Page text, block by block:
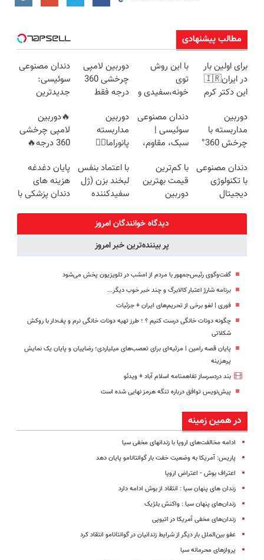
مطالب پیشنهادی
برای اولین بار
در ایران🇮🇷
این دکتر کرم
روزه ساخت!
با این روش
توی
خونه،سفیدی و
برگردون
(40%off)
دوربین لامپی
چرخشی 360
درجه فقط
🔥 پرداخت
درب منزل
دندان مصنوعی
سوئیسی:
جدیدترین
سبک و مقاوم |
پرداخت قسطی
دوربین
مداربسته با
چرخش 360°
(ضمانت
تعویض +
پرداخت درب
دندان مصنوعی
سوئیسی |
سبک، مقاوم،
رایگان+پرداخت
اقساطی😍
دوربین
مداربسته
پانوراما👈🏻
360°و سازگار با
اندروید و ios
🔥دوربین
لامپی چرخشی
360 درجه🔥
منزل + گارانتی
تعویض
دندان مصنوعی
با تکنولوژی
دیجیتال
با کم‌ترین
قیمت بهترین
دوربین
بخر❗❗❗
با اعتماد بنفس
لبخند بزن (ژل
سفیدکننده
پایان دغدغه
هزینه های
دندان پزشکی با
دیدگاه خوانندگان امروز
پر بیننده‌ترین خبر امروز
گفت‌وگوی رئیس‌جمهور با مردم از امشب در تلویزیون پخش می‌شود
برنامه شارژ اعتبار کالابرگ و چند خبر خوب دیگر...
فوری | لغو برخی از تحریم‌های ایران + جزئیات
چگونه دونات خانگی درست کنیم ؟ ؛ طرز تهیه دونات خانگی نرم و پف‌دار با روکش
شکلاتی
پایان قصه رامین | مرثیه‌ای برای تعصب‌های میلیاردی؛ رضاییان و پایان یک نمایش
پرهزینه
بند دردسرساز تفاهمنامه اسلام آباد + ویدئو
پیش‌نویس توافق درباره تنگه هرمز نهایی شده است
در همین زمینه
ادامه مخالفت‌های اروپا با زندانهای مخفی سیا
پاریس: آمریکا به‌ وضعیت خفت بار گوانتانامو پایان‌ دهد
اعتراف بوش - اعتراض اروپا
زندان های پنهان سیا : انتقاد از بوش ادامه دارد
زندان‌های پنهان سیا : واکنش بلژیک
زندان‌های مخفی آمریکا در اتیوپی
عفو بین‌الملل‌ بار دیگر از شرایط زندانیان‌ در گوانتانامو انتقاد کرد
پروازهای محرمانه سیا